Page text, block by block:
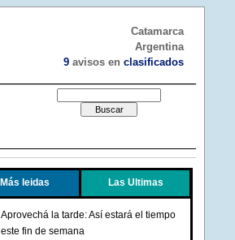
Catamarca
Argentina
9 avisos en clasificados
Más leidas Las Ultimas
Aprovechá la tarde: Así estará el tiempo
este fin de semana